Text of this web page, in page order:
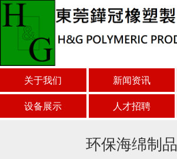
关于我们 新闻资讯
设备展示
人才招聘
环保海绵制品